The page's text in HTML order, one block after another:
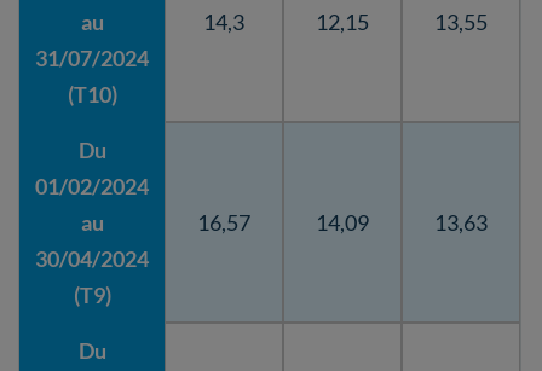
au
31/07/2024
(T10)
14,3 12,15 13,55
Du
01/02/2024
au
30/04/2024
(T9)
16,57 14,09 13,63
Du